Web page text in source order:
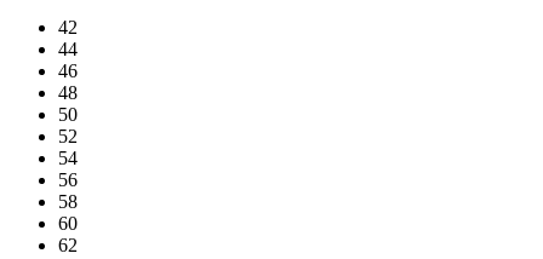
42
44
46
48
50
52
54
56
58
60
62